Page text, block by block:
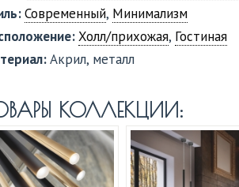
Современный, Минимализм
Холл/прихожая, Гостиная
Акрил, металл
КОЛЛЕКЦИИ: